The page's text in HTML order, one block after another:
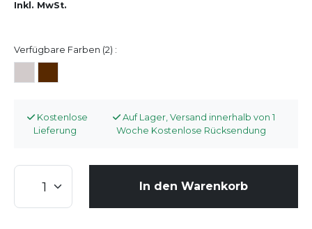
Inkl. MwSt.
Verfügbare Farben (2) :
Kostenlose
Lieferung
Auf Lager, Versand innerhalb von 1
Woche Kostenlose Rücksendung
In den Warenkorb